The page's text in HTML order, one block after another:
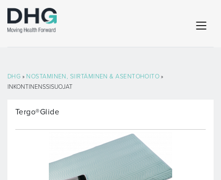
DHG » NOSTAMINEN, SIIRTÄMINEN & ASENTOHOITO »
INKONTINENSSISUOJAT
Tergo®Glide